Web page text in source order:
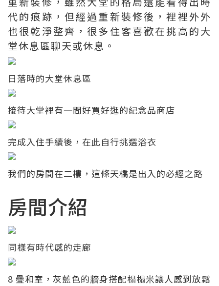
代的痕跡，但經過重新裝修後，裡裡外外
也很乾淨整齊，很多住客喜歡在挑高的大
堂休息區聊天或休息。
日落時的大堂休息區
接待大堂裡有一間好買好逛的紀念品商店
完成入住手續後，在此自行挑選浴衣
我們的房間在二樓，這條天橋是出入的必經之路
房間介紹
同樣有時代感的走廊
8 疊和室，灰藍色的牆身搭配榻榻米讓人感到放鬆